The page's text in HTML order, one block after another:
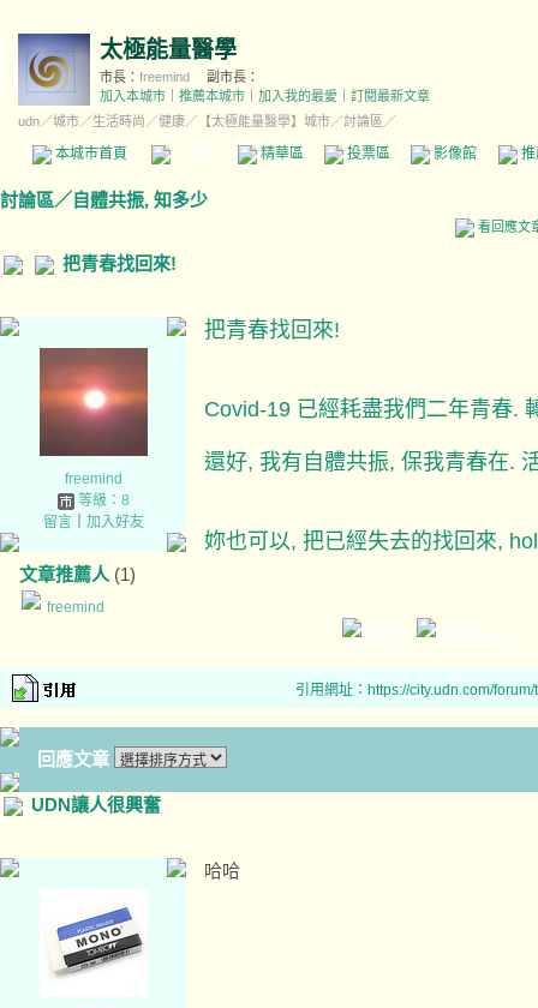
太極能量醫學
市長： freemind
副市長：
加入本城市
推薦本城市 加入我的最愛
訂閱最新文章
udn／城市／生活時尚 ／健康／ 【太極能量醫學】城市／討論區／
本城市首頁 精華區 投票區 影像館
討論區／自體共振, 知多少
看回應文
把青春找回來!
freemind
等級：8
留言｜ 加入好友
文章推薦人 (1)
freemind
把青春找回來!
Covid-19 已經耗盡我們二年青春.
還好, 我有自體共振, 保我青春在.
妳也可以, 把已經失去的找回來,
引用網址：https://city.udn.com/
回應文章
UDN讓人很興奮
哈哈